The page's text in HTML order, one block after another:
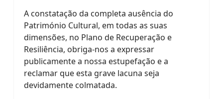
A constatação da completa ausência do
Património Cultural, em todas as suas
dimensões, no Plano de Recuperação e
Resiliência, obriga-nos a expressar
publicamente a nossa estupefação e a
reclamar que esta grave lacuna seja
devidamente colmatada.